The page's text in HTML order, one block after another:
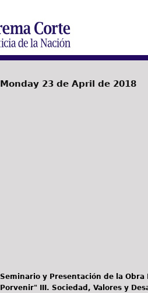
Monday 23 de April de 2018
Seminario y Presentación de la
Porvenir" III. Sociedad, Valores y